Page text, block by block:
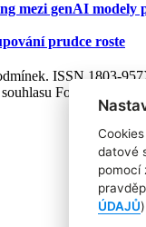
mezi genAI
prudce roste
ISSN 1803-
Focus Agency,
datové
pomocí
ÚDAJŮ